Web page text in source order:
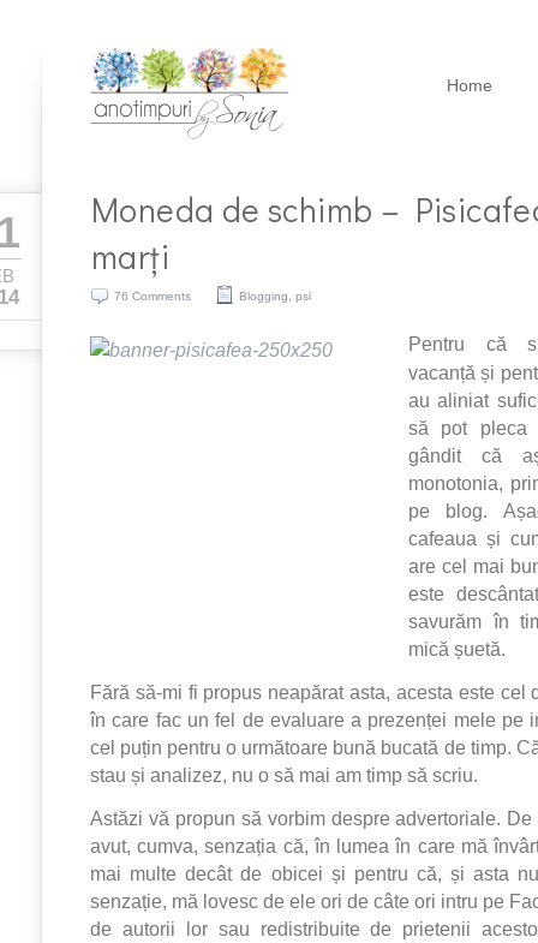
Home
Moneda de schimb –
marți
76 Comments Blogging psi
Pentru că
vacanță și
au aliniat
să pot pleca
gândit că
monotonia,
pe blog.
cafeaua și
are cel mai
este
savurăm în
mică șuetă.
Fără să-mi fi propus neapărat asta, acesta este cel
în care fac un fel de evaluare a prezenței mele pe
cel puțin pentru o următoare bună bucată de timp.
stau și analizez, nu o să mai am timp să scriu.
Astăzi vă propun să vorbim despre advertoriale.
avut, cumva, senzația că, în lumea în care mă
mai multe decât de obicei și pentru că, și asta
senzație, mă lovesc de ele ori de câte ori intru pe
de autorii lor sau redistribuite de prietenii